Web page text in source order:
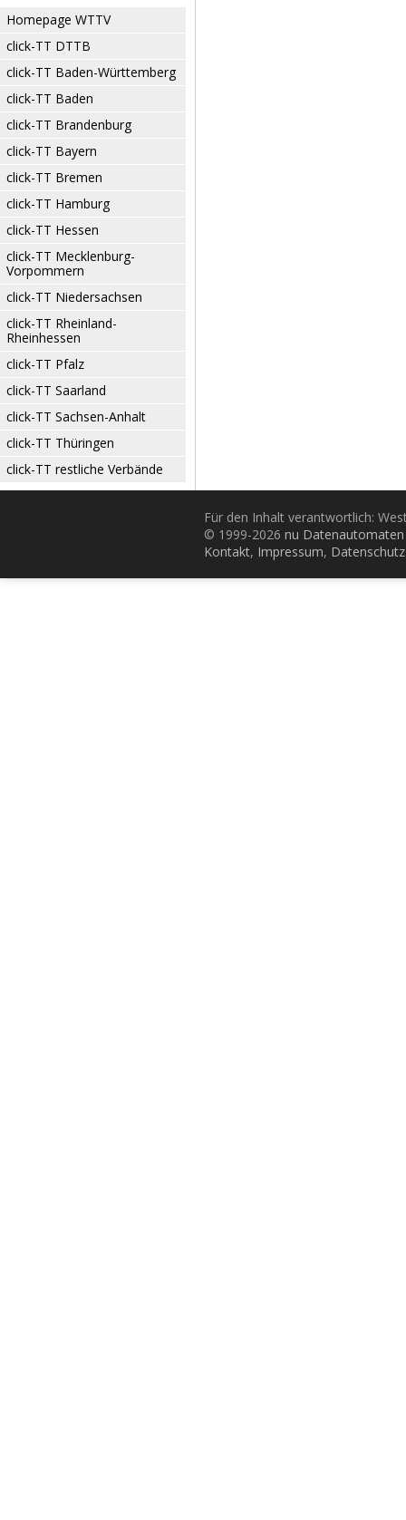
Homepage WTTV
click-TT DTTB
click-TT Baden-Württemberg
click-TT Baden
click-TT Brandenburg
click-TT Bayern
click-TT Bremen
click-TT Hamburg
click-TT Hessen
click-TT Mecklenburg-
Vorpommern
click-TT Niedersachsen
click-TT Rheinland-
Rheinhessen
click-TT Pfalz
click-TT Saarland
click-TT Sachsen-Anhalt
click-TT Thüringen
click-TT restliche Verbände
Für den Inhalt verantwortlich:
© 1999-2026 nu
Kontakt, Impressum, Datenschutz